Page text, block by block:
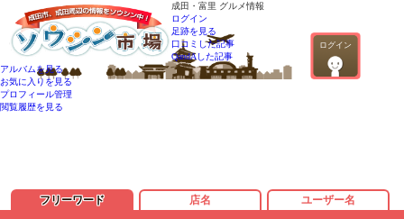
成田・富里 グルメ情報
ログイン
ログイン
足跡を見る
口コミした記事
QandAした記事
アルバムを見る
お気に入りを見る
プロフィール管理
閲覧履歴を見る
フリーワード 店名 ユーザー名